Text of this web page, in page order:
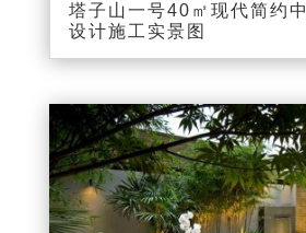
塔子山一号40㎡现代简约
设计施工实景图